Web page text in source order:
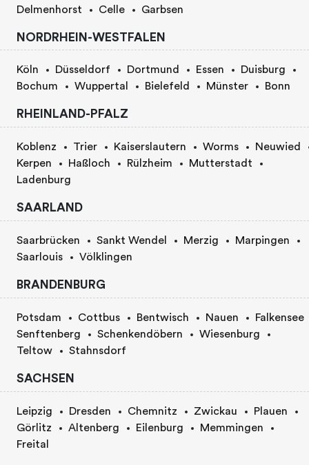
Delmenhorst
Celle Garbsen
NORDRHEIN-WESTFALEN
Köln Düsseldorf Dortmund Essen
Duisburg
Bochum
Wuppertal Bielefeld Münster Bonn
RHEINLAND-PFALZ
Koblenz Trier Kaiserslautern Worms
Neuwied
Kerpen
Haßloch Rülzheim
Mutterstadt
Ladenburg
SAARLAND
Saarbrücken Sankt Wendel Merzig
Marpingen
Saarlouis
Völklingen
BRANDENBURG
Potsdam Cottbus Bentwisch Nauen
Falkensee
Senftenberg
Schenkendöbern
Wiesenburg
Teltow
Stahnsdorf
SACHSEN
Leipzig Dresden Chemnitz Zwickau
Plauen
Görlitz
Altenberg Eilenburg
Memmingen
Freital